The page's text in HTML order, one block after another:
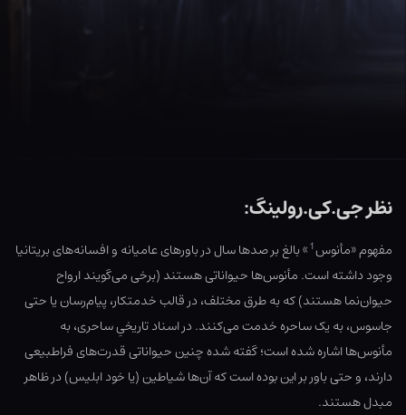
نظر جی.کی.رولینگ:
مفهوم «مأنوس1» بالغ بر صدها سال در باورهای عامیانه و افسانه‌های بریتانیا
وجود داشته است. مأنوس‌ها حیواناتی هستند (برخی می‌گویند ارواح
حیوان‌نما هستند) که به طرق مختلف، در قالب خدمتکار، پیام‌رسان یا حتی
جاسوس، به یک ساحره خدمت می‌کنند. در اسناد تاریخیِ ساحری، به
مأنوس‌ها اشاره شده است؛ گفته شده چنین حیواناتی قدرت‌های فراطبیعی
دارند، و حتی باور بر این بوده است که آن‌ها شیاطین (یا خود ابلیس) در ظاهر
مبدل هستند.